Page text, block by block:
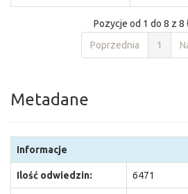
Pozycje od 1 do 8 z 8
Poprzednia
1
Metadane
Informacje
Ilość odwiedzin: 6471